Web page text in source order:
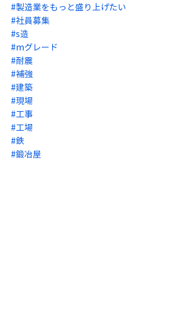
#製造業をもっと盛り上げたい
#社員募集
#s造
#mグレード
#耐震
#補強
#建築
#現場
#工事
#工場
#鉄
#鍛冶屋